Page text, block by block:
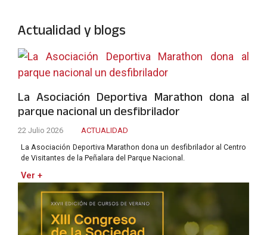
Actualidad y blogs
La Asociación Deportiva Marathon dona al
parque nacional un desfibrilador
22 Julio 2026
ACTUALIDAD
La Asociación Deportiva Marathon dona un desfibrilador al Centro
de Visitantes de la Peñalara del Parque Nacional.
Ver +